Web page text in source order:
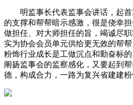
明监事长代表监事会讲话，起首
的支撑和帮帮暗示感激，很是侥幸
做担任、对大师担任的旨，竭诚尽
实为协会会员单元供给更无效的帮
粉饰行业成长是工做沉点和勤奋标
阐扬监事会的监察感化，又要起到
德，构成合力，一路为复兴省建建粉